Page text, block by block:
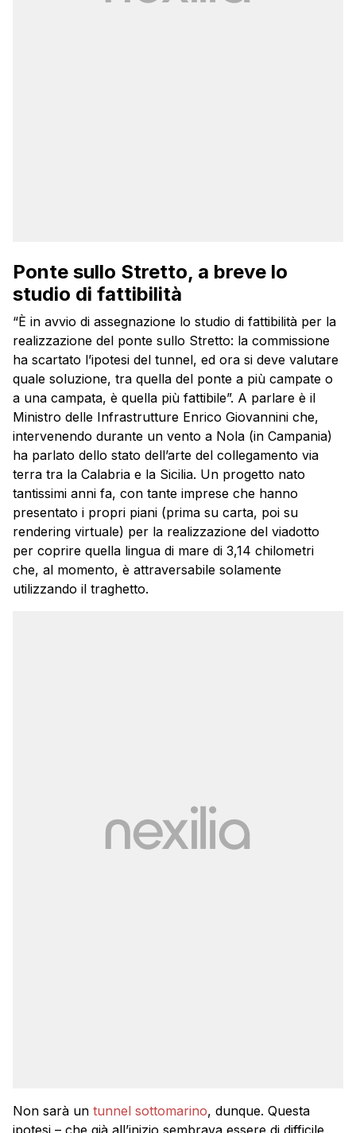
Ponte sullo Stretto, a breve lo
studio di fattibilità
“È in avvio di assegnazione lo studio di fattibilità per la
realizzazione del ponte sullo Stretto: la commissione
ha scartato l’ipotesi del tunnel, ed ora si deve valutare
quale soluzione, tra quella del ponte a più campate o
a una campata, è quella più fattibile”. A parlare è il
Ministro delle Infrastrutture Enrico Giovannini che,
intervenendo durante un vento a Nola (in Campania)
ha parlato dello stato dell’arte del collegamento via
terra tra la Calabria e la Sicilia. Un progetto nato
tantissimi anni fa, con tante imprese che hanno
presentato i propri piani (prima su carta, poi su
rendering virtuale) per la realizzazione del viadotto
per coprire quella lingua di mare di 3,14 chilometri
che, al momento, è attraversabile solamente
utilizzando il traghetto.
Non sarà un tunnel sottomarino, dunque. Questa
ipotesi – che già all’inizio sembrava essere di difficile